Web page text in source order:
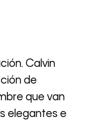
Calvin
de
que van
elegantes e